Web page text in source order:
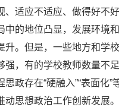
适应不适应、做得好不
的地位凸显，发展环境
。但是，一些地方和学
，有的学校教师数量不
政存在“硬融入”“表面化”
思想政治工作创新发展